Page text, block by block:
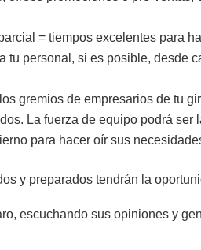
= tiempos excelentes para
personal, si es posible, desde
gremios de empresarios de tu
La fuerza de equipo podrá
para hacer oír sus
y preparados tendrán la
escuchando sus opiniones y